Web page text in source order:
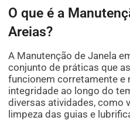
O que é a
Areias?
A Manutenção de Janela
conjunto de práticas que
funcionem corretamente e
integridade ao longo do
diversas atividades, como
limpeza das guias e